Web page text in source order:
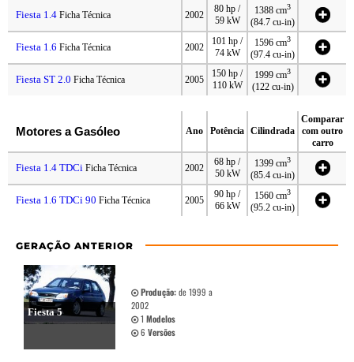
Fiesta 1.4 Ficha Técnica 2002
80 hp /
59 kW
1388 cm3
(84.7 cu-in)
Fiesta 1.6 Ficha Técnica 2002
101 hp /
74 kW
1596 cm3
(97.4 cu-in)
Fiesta ST 2.0 Ficha Técnica 2005
150 hp /
110 kW
1999 cm3
(122 cu-in)
Motores a Gasóleo Ano Potência Cilindrada
Comparar
com outro
carro
Fiesta 1.4 TDCi Ficha Técnica 2002
68 hp /
50 kW
1399 cm3
(85.4 cu-in)
Fiesta 1.6 TDCi 90 Ficha Técnica 2005
90 hp /
66 kW
1560 cm3
(95.2 cu-in)
GERAÇÃO ANTERIOR
Fiesta 5
Produção:de 1999 a
2002
1 Modelos
6 Versões